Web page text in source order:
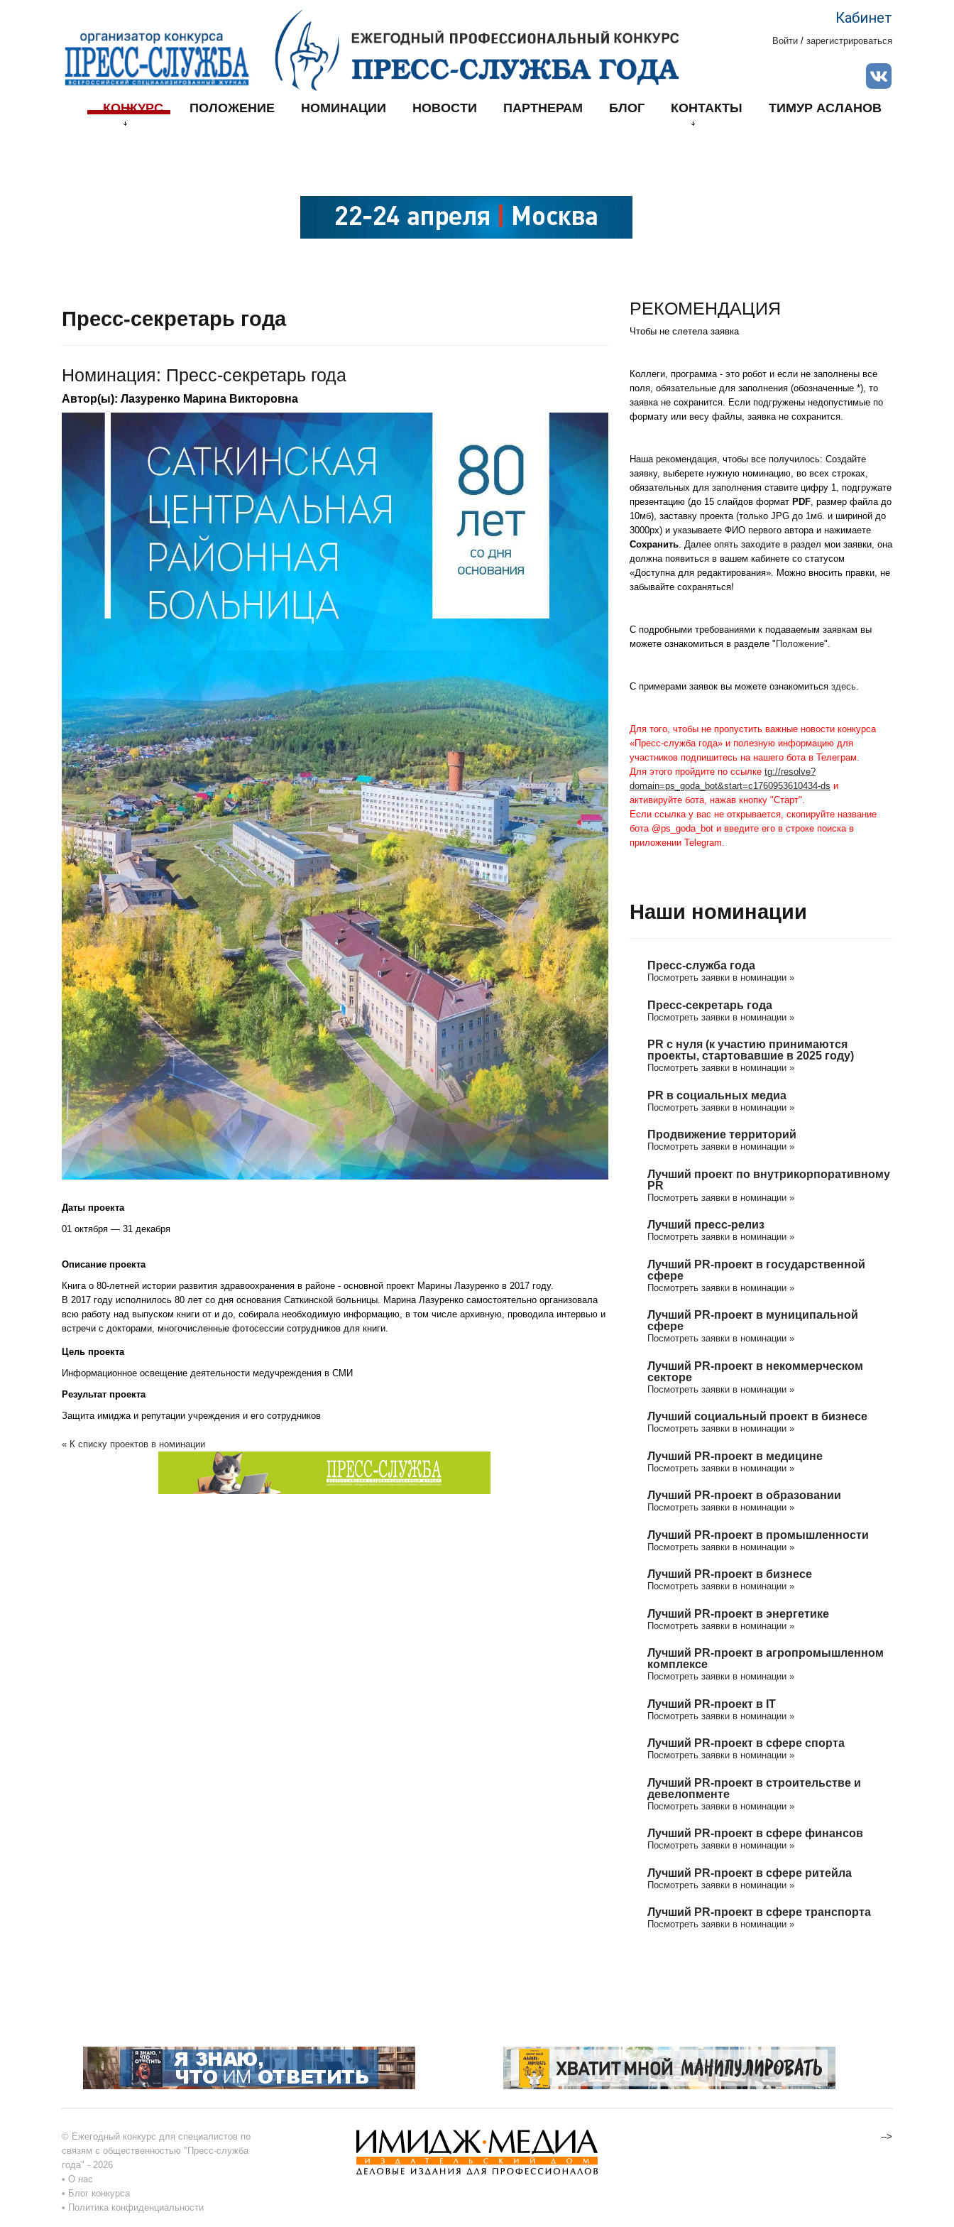
Кабинет
Войти / зарегистрироваться
КОНКУРС ПОЛОЖЕНИЕ НОМИНАЦИИ НОВОСТИ ПАРТНЕРАМ БЛОГ КОНТАКТЫ ТИМУР АСЛАНОВ
Пресс-секретарь года
Номинация: Пресс-секретарь года
Автор(ы): Лазуренко Марина Викторовна
Даты проекта
01 октября — 31 декабря
Описание проекта
Книга о 80-летней истории развития здравоохранения в районе - основной проект Марины Лазуренко в 2017 году.
В 2017 году исполнилось 80 лет со дня основания Саткинской больницы. Марина Лазуренко самостоятельно организовала
всю работу над выпуском книги от и до, собирала необходимую информацию, в том числе архивную, проводила интервью и
встречи с докторами, многочисленные фотосессии сотрудников для книги.
Цель проекта
Информационное освещение деятельности медучреждения в СМИ
Результат проекта
Защита имиджа и репутации учреждения и его сотрудников
« К списку проектов в номинации
РЕКОМЕНДАЦИЯ
Чтобы не слетела заявка
Коллеги, программа - это робот и если не заполнены все
поля, обязательные для заполнения (обозначенные *), то
заявка не сохранится. Если подгружены недопустимые по
формату или весу файлы, заявка не сохранится.
Наша рекомендация, чтобы все получилось: Создайте
заявку, выберете нужную номинацию, во всех строках,
обязательных для заполнения ставите цифру 1, подгружате
презентацию (до 15 слайдов формат PDF, размер файла до
10мб), заставку проекта (только JPG до 1мб. и шириной до
3000px) и указываете ФИО первого автора и нажимаете
Сохранить. Далее опять заходите в раздел мои заявки, она
должна появиться в вашем кабинете со статусом
«Доступна для редактирования». Можно вносить правки, не
забывайте сохраняться!
С подробными требованиями к подаваемым заявкам вы
можете ознакомиться в разделе " Положение".
С примерами заявок вы можете ознакомиться здесь.
Для того, чтобы не пропустить важные новости конкурса
«Пресс-служба года» и полезную информацию для
участников подпишитесь на нашего бота в Телеграм.
Для этого пройдите по ссылке tg://resolve?
domain=ps_goda_bot&start=c1760953610434-ds и
активируйте бота, нажав кнопку "Старт".
Если ссылка у вас не открывается, скопируйте название
бота @ps_goda_bot и введите его в строке поиска в
приложении Telegram.
Наши номинации
Пресс-служба года
Посмотреть заявки в номинации »
Пресс-секретарь года
Посмотреть заявки в номинации »
PR с нуля (к участию принимаются
проекты, стартовавшие в 2025 году)
Посмотреть заявки в номинации »
PR в социальных медиа
Посмотреть заявки в номинации »
Продвижение территорий
Посмотреть заявки в номинации »
Лучший проект по внутрикорпоративному
PR
Посмотреть заявки в номинации »
Лучший пресс-релиз
Посмотреть заявки в номинации »
Лучший PR-проект в государственной
сфере
Посмотреть заявки в номинации »
Лучший PR-проект в муниципальной
сфере
Посмотреть заявки в номинации »
Лучший PR-проект в некоммерческом
секторе
Посмотреть заявки в номинации »
Лучший социальный проект в бизнесе
Посмотреть заявки в номинации »
Лучший PR-проект в медицине
Посмотреть заявки в номинации »
Лучший PR-проект в образовании
Посмотреть заявки в номинации »
Лучший PR-проект в промышленности
Посмотреть заявки в номинации »
Лучший PR-проект в бизнесе
Посмотреть заявки в номинации »
Лучший PR-проект в энергетике
Посмотреть заявки в номинации »
Лучший PR-проект в агропромышленном
комплексе
Посмотреть заявки в номинации »
Лучший PR-проект в IT
Посмотреть заявки в номинации »
Лучший PR-проект в сфере спорта
Посмотреть заявки в номинации »
Лучший PR-проект в строительстве и
девелопменте
Посмотреть заявки в номинации »
Лучший PR-проект в сфере финансов
Посмотреть заявки в номинации »
Лучший PR-проект в сфере ритейла
Посмотреть заявки в номинации »
Лучший PR-проект в сфере транспорта
Посмотреть заявки в номинации »
© Ежегодный конкурс для специалистов по
связям с общественностью "Пресс-служба
года" - 2026
• О нас
• Блог конкурса
• Политика конфиденциальности
-->